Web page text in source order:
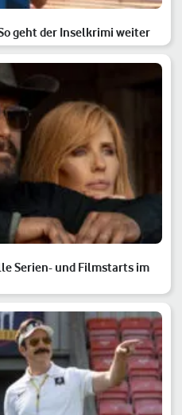
geht der Inselkrimi weiter
Serien- und Filmstarts im